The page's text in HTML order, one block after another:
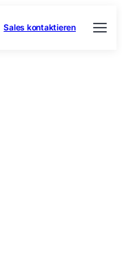
Sales kontaktieren